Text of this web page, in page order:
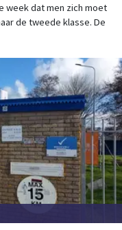
week dat men zich moet
de tweede klasse. De